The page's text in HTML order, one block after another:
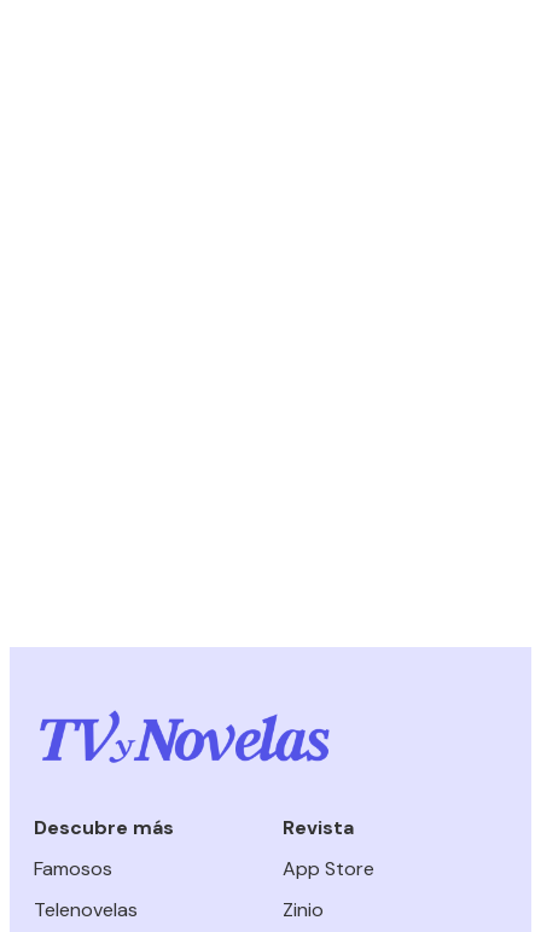
Descubre más
Famosos
Telenovelas
Revista
App Store
Zinio